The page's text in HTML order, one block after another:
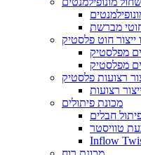
חוטי מברשת
ייצור חוט פלסטיק
מפלסטיק
מפלסטיק
רצועות פלסטיק
רצועות
מכונת פיתולים
חבלים
טוויסטר
Inflow